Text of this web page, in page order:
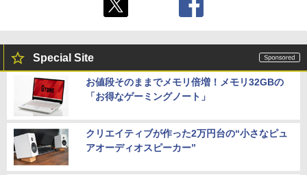
Special Site
お値段そのままでメモリ倍増！メモリ32GBの
「お得なゲーミングノート」
クリエイティブが作った2万円台の“小さなピュ
アオーディオスピーカー”